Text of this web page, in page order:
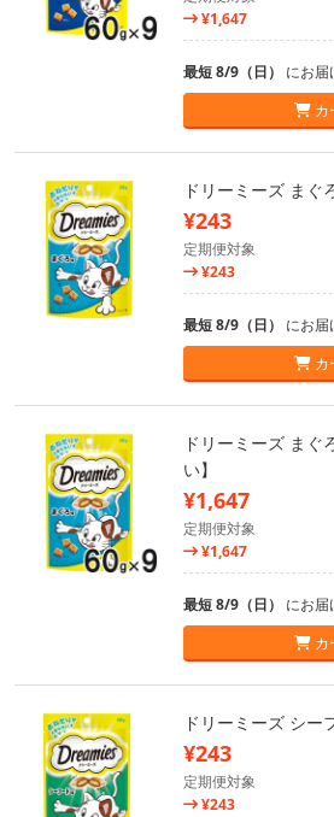
¥1,647
最短 8/9（日） にお届
カ
ドリーミーズ まぐ
¥243
定期便対象
¥243
最短 8/9（日） にお届
カ
ドリーミーズ まぐ
い】
¥1,647
定期便対象
¥1,647
最短 8/9（日） にお届
カ
ドリーミーズ シー
¥243
定期便対象
¥243